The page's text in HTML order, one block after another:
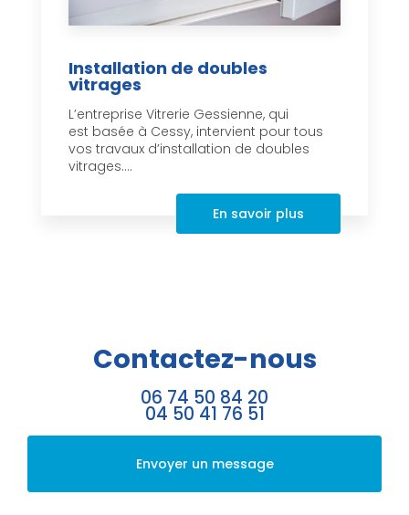
Installation de doubles
vitrages
L’entreprise Vitrerie Gessienne, qui
est basée à Cessy, intervient pour tous
vos travaux d’installation de doubles
vitrages....
En savoir plus
Contactez-nous
06 74 50 84 20
04 50 41 76 51
Envoyer un message